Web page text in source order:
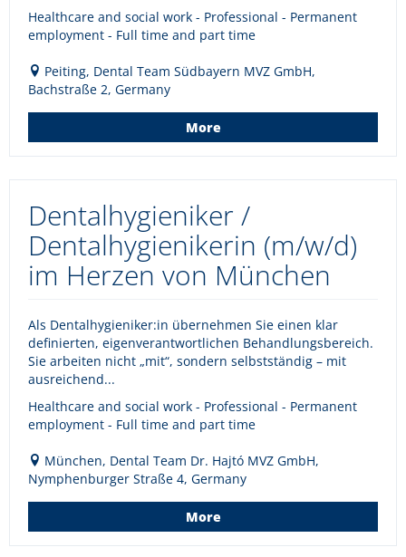
Healthcare and social work - Professional - Permanent
employment - Full time and part time
Peiting, Dental Team Südbayern MVZ GmbH,
Bachstraße 2, Germany
More
Dentalhygieniker /
Dentalhygienikerin (m/w/d)
im Herzen von München
Als Dentalhygieniker:in übernehmen Sie einen klar
definierten, eigenverantwortlichen Behandlungsbereich.
Sie arbeiten nicht „mit“, sondern selbstständig – mit
ausreichend...
Healthcare and social work - Professional - Permanent
employment - Full time and part time
München, Dental Team Dr. Hajtó MVZ GmbH,
Nymphenburger Straße 4, Germany
More